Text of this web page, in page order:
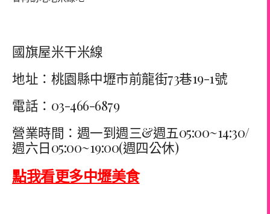
國旗屋米干米線
地址：桃園縣中壢市前龍街73巷19-1號
電話：03-466-6879
營業時間：週一到週三&週五05:00~14:30/
週六日05:00~19:00(週四公休)
點我看更多中壢美食